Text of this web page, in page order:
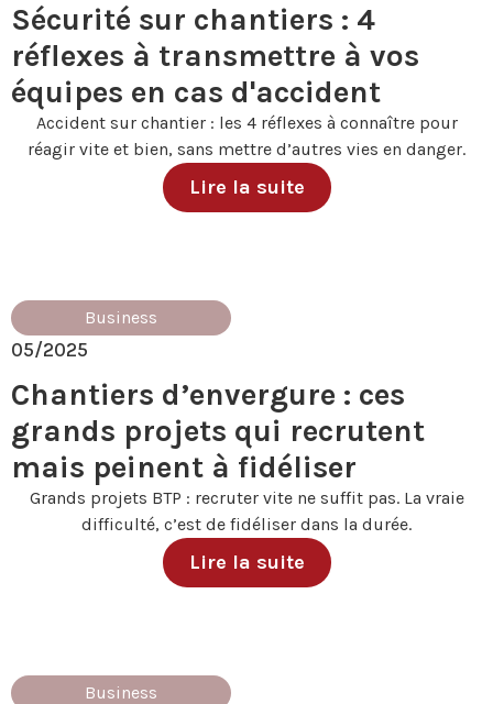
Sécurité sur chantiers : 4
réflexes à transmettre à vos
équipes en cas d'accident
Accident sur chantier : les 4 réflexes à connaître pour
réagir vite et bien, sans mettre d’autres vies en danger.
Lire la suite
Business
05/2025
Chantiers d’envergure : ces
grands projets qui recrutent
mais peinent à fidéliser
Grands projets BTP : recruter vite ne suffit pas. La vraie
difficulté, c’est de fidéliser dans la durée.
Lire la suite
Business